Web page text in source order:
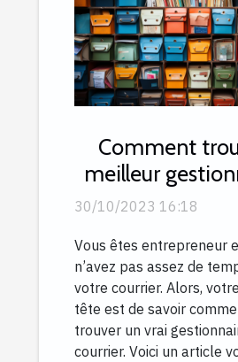
Comment
meilleur
courrier ?
30/10/2023 16:18
Vous êtes entrepreneur
n’avez pas assez de
votre courrier. Alors,
tête est de savoir
trouver un vrai
courrier. Voici un article